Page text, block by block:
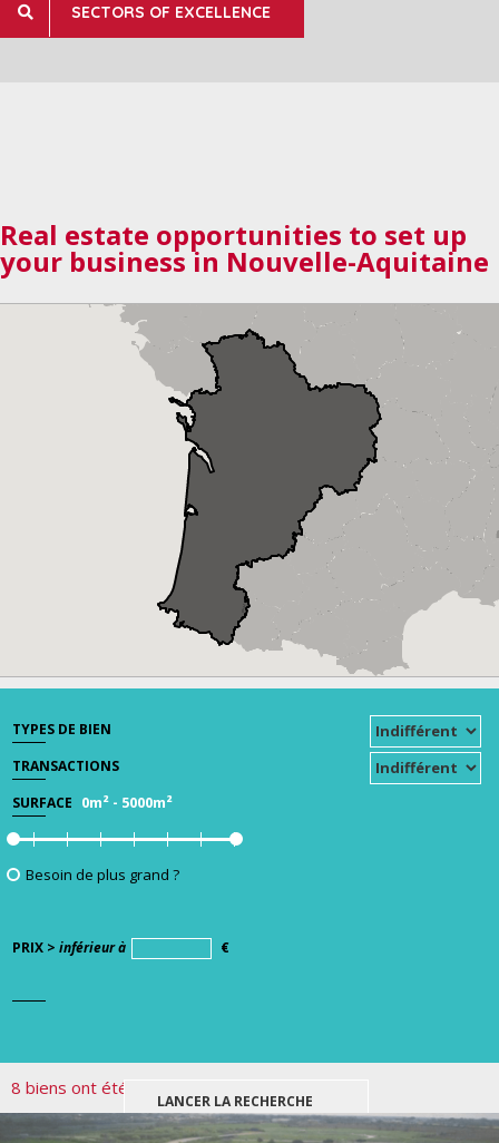
SECTORS OF EXCELLENCE
Real estate opportunities to set up
your business in Nouvelle-Aquitaine
TYPES DE BIEN
TRANSACTIONS
SURFACE 0m² - 5000m²
Besoin de plus grand ?
PRIX > inférieur à €
8 biens ont été trouvés pour votre recherche.